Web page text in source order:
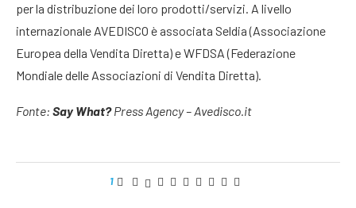
per la distribuzione dei loro prodotti/servizi. A livello
internazionale AVEDISCO è associata Seldia (Associazione
Europea della Vendita Diretta) e WFDSA (Federazione
Mondiale delle Associazioni di Vendita Diretta).
Fonte: Say What?Press Agency – Avedisco.it
1